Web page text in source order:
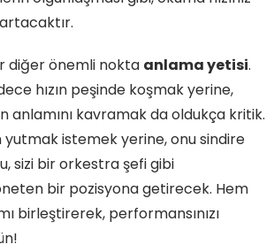
diğer önemli nokta anlama yetisi.
hızın peşinde koşmak yerine,
anlamını kavramak da oldukça kritik.
istemek yerine, onu sindire
sizi bir orkestra şefi gibi
bir pozisyona getirecek. Hem
birleştirerek, performansınızı